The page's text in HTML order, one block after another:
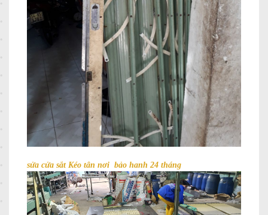
sửa cửa sắt Kéo tân nơi bảo hanh 24 tháng